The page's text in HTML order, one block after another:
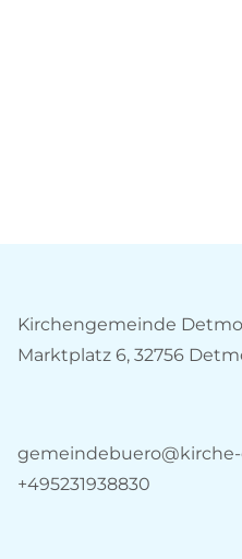
Kirchengemeinde
Marktplatz 6, 32756
+495231938830